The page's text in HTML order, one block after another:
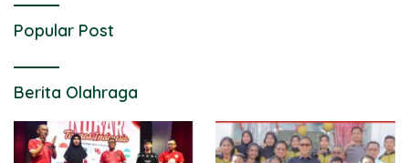
Popular Post
Berita Olahraga